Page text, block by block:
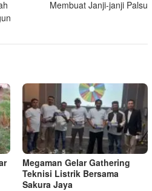
Membuat Janji-janji Palsu
Megaman Gelar Gathering
Teknisi Listrik Bersama
Sakura Jaya